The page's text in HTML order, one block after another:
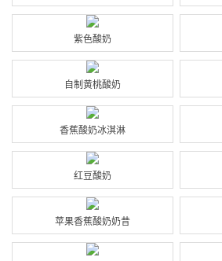
紫色酸奶
自制黄桃酸奶
香蕉酸奶冰淇淋
红豆酸奶
苹果香蕉酸奶奶昔